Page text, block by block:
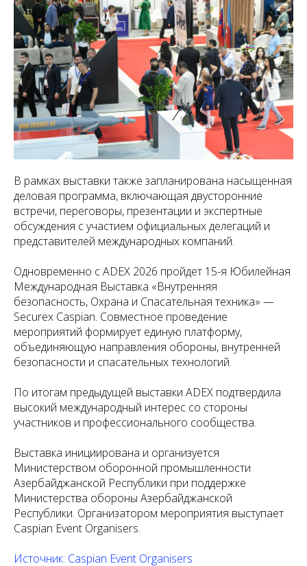
В рамках выставки также запланирована насыщенная
деловая программа, включающая двусторонние
встречи, переговоры, презентации и экспертные
обсуждения с участием официальных делегаций и
представителей международных компаний.
Одновременно с ADEX 2026 пройдет 15-я Юбилейная
Международная Выставка «Внутренняя
безопасность, Охрана и Спасательная техника» —
Securex Caspian. Совместное проведение
мероприятий формирует единую платформу,
объединяющую направления обороны, внутренней
безопасности и спасательных технологий.
По итогам предыдущей выставки ADEX подтвердила
высокий международный интерес со стороны
участников и профессионального сообщества.
Выставка инициирована и организуется
Министерством оборонной промышленности
Азербайджанской Республики при поддержке
Министерства обороны Азербайджанской
Республики. Организатором мероприятия выступает
Caspian Event Organisers.
Источник: Caspian Event Organisers